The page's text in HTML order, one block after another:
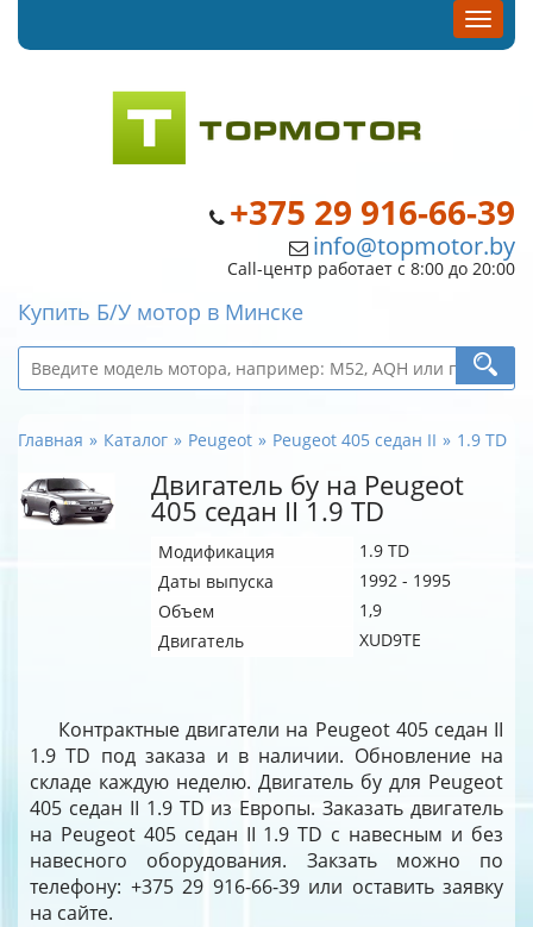
+375 29 916-66-39
info@topmotor.by
Call-центр работает с 8:00 до 20:00
Купить Б/У мотор в Минске
Главная Каталог Peugeot Peugeot 405 седан II 1.9 TD
Двигатель бу на Peugeot
405 седан II 1.9 TD
Модификация
1.9 TD
Даты выпуска
1992 - 1995
Объем
1,9
Двигатель
XUD9TE
Контрактные двигатели на Peugeot 405 седан II
1.9 TD под заказа и в наличии. Обновление на
складе каждую неделю. Двигатель бу для Peugeot
405 седан II 1.9 TD из Европы. Заказать двигатель
на Peugeot 405 седан II 1.9 TD с навесным и без
навесного оборудования. Закзать можно по
телефону: +375 29 916-66-39 или оставить заявку
на сайте.